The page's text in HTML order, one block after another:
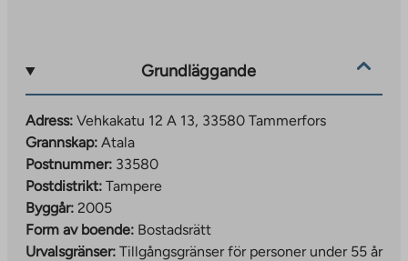
Grundläggande
Adress: Vehkakatu 12 A 13, 33580 Tammerfors
Grannskap: Atala
Postnummer: 33580
Postdistrikt: Tampere
Byggår: 2005
Form av boende: Bostadsrätt
Urvalsgränser: Tillgångsgränser för personer under 55 år